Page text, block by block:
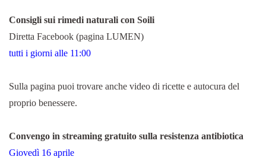
Consigli sui rimedi naturali con Soili
Diretta Facebook (pagina LUMEN)
tutti i giorni alle 11:00
Sulla pagina puoi trovare anche video di ricette e autocura del
proprio benessere.
Convengo in streaming gratuito sulla resistenza antibiotica
Giovedì 16 aprile